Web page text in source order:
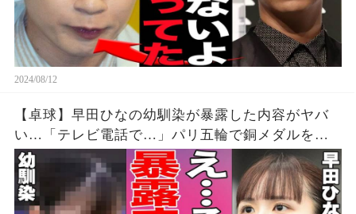
2024/08/12
【卓球】早田ひなの幼馴染が暴露した内容がヤバ
い…「テレビ電話で…」パリ五輪で銅メダルを獲
得した早田選手の幼少期からの親友が明かす衝撃
の事実に驚きを隠せない…【パリオリンピック/女
子シングルス】